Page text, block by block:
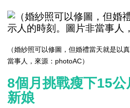
（婚紗照可以修圖，但婚禮當天就是以
當事人，來源：photoAC）
8個月挑戰瘦下15
新娘